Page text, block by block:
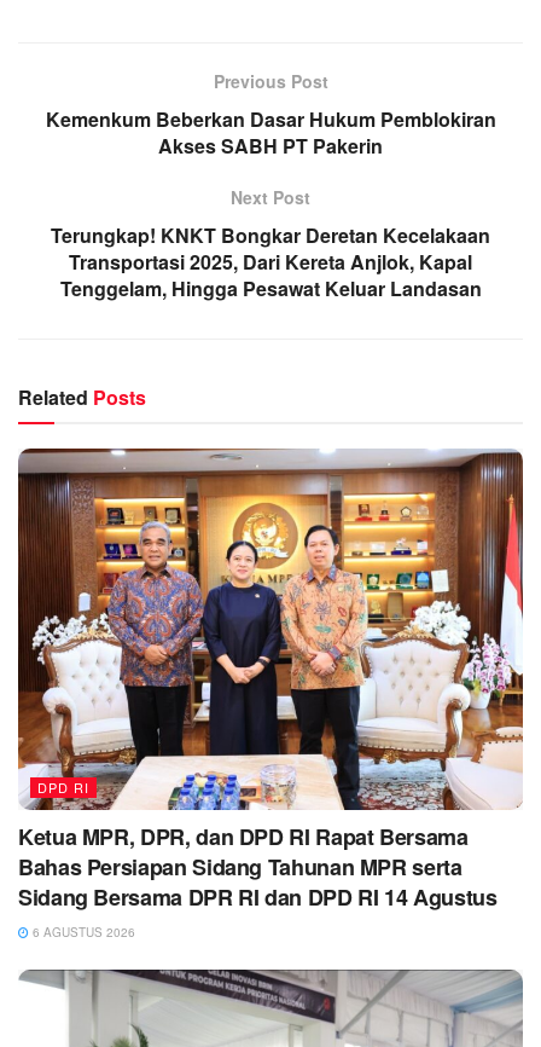
Previous Post
Kemenkum Beberkan Dasar Hukum Pemblokiran
Akses SABH PT Pakerin
Next Post
Terungkap! KNKT Bongkar Deretan Kecelakaan
Transportasi 2025, Dari Kereta Anjlok, Kapal
Tenggelam, Hingga Pesawat Keluar Landasan
Related Posts
DPD RI
Ketua MPR, DPR, dan DPD RI Rapat Bersama
Bahas Persiapan Sidang Tahunan MPR serta
Sidang Bersama DPR RI dan DPD RI 14 Agustus
6 AGUSTUS 2026